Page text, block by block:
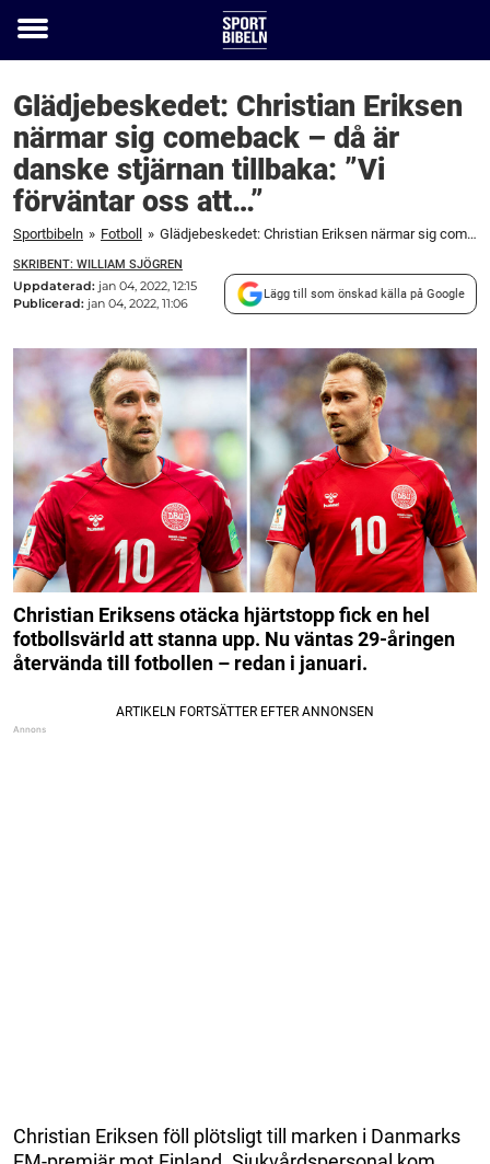
Toggle
Glädjebeskedet: Christian Eriksen
närmar sig comeback – då är
danske stjärnan tillbaka: ”Vi
förväntar oss att…”
Sportbibeln » Fotboll » Glädjebeskedet: Christian Eriksen närmar sig comeback – då är danske stjärnan tillbaka: "Vi förväntar oss att…"
SKRIBENT: WILLIAM SJÖGREN
Uppdaterad: jan 04, 2022, 12:15
Publicerad: jan 04, 2022, 11:06
Lägg till som önskad källa på Google
Christian Eriksens otäcka hjärtstopp fick en hel
fotbollsvärld att stanna upp. Nu väntas 29-åringen
återvända till fotbollen – redan i januari.
Christian Eriksen föll plötsligt till marken i Danmarks